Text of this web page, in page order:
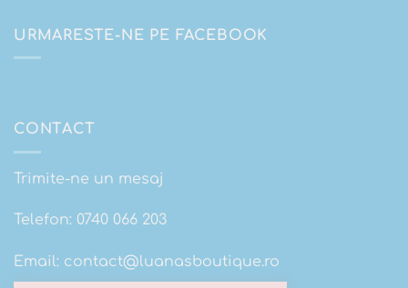
URMARESTE-NE PE FACEBOOK
CONTACT
Trimite-ne un mesaj
Telefon: 0740 066 203
Email: contact@luanasboutique.ro